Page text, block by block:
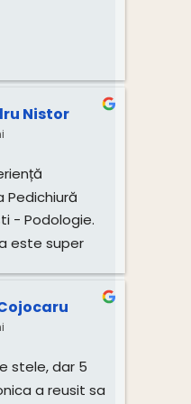
unghia
fapt ce ma
mult!
Nistor
Pedichiură
- Podologie.
este super
mele care
și-a
în mai puțin de
stele, dar 5
a reusit sa